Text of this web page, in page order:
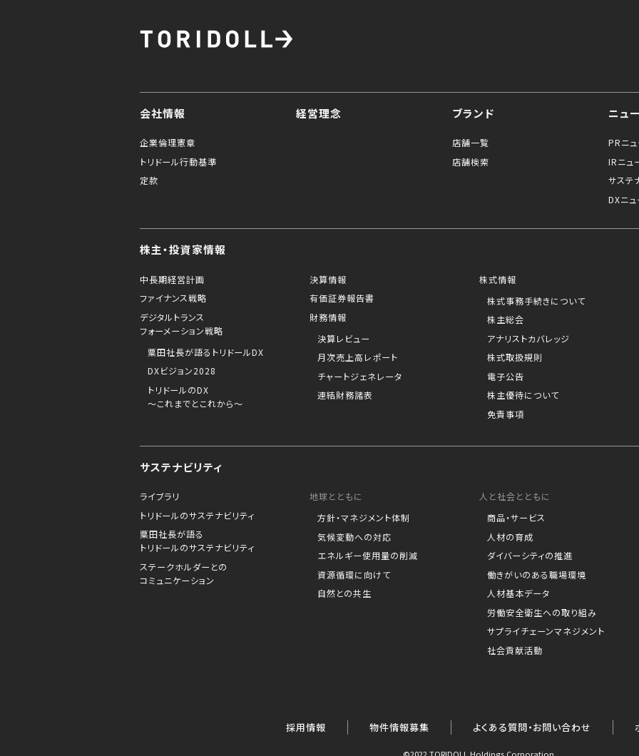
会社情報
企業倫理憲章
トリドール行動基準
定款
経営理念 ブランド
店舗一覧
店舗検索
ニュ
PRニ
IRニュ
サステ
DXニ
株主・投資家情報
中長期経営計画
ファイナンス戦略
デジタルトランス
フォーメーション戦略
粟田社長が語るトリドールDX
DXビジョン2028
トリドールのDX
～これまでとこれから～
決算情報
有価証券報告書
財務情報
決算レビュー
月次売上高レポート
チャートジェネレータ
連結財務諸表
株式情報
株式事務手続きについて
株主総会
アナリストカバレッジ
株式取扱規則
電子公告
株主優待について
免責事項
サステナビリティ
ライブラリ
トリドールのサステナビリティ
粟田社長が語る
トリドールのサステナビリティ
ステークホルダーとの
コミュニケーション
地球とともに
方針・マネジメント体制
気候変動への対応
エネルギー使用量の削減
資源循環に向けて
自然との共生
人と社会とともに
商品・サービス
人材の育成
ダイバーシティの推進
働きがいのある職場環境
人材基本データ
労働安全衛生への取り組み
サプライチェーンマネジメント
社会貢献活動
採用情報 物件情報募集 よくある質問・お問い合わせ
©2022 TORIDOLL Holdings Corporation.